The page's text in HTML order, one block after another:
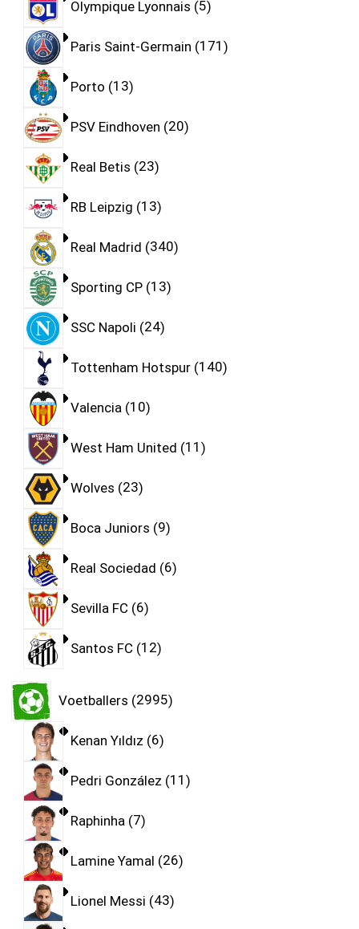
Olympique Lyonnais 5
Paris Saint-Germain 171
Porto 13
PSV Eindhoven 20
Real Betis 23
RB Leipzig 13
Real Madrid 340
Sporting CP 13
SSC Napoli 24
Tottenham Hotspur 140
Valencia 10
West Ham United 11
Wolves 23
Boca Juniors 9
Real Sociedad 6
Sevilla FC 6
Santos FC 12
Voetballers 2995
Kenan Yıldız 6
Pedri González 11
Raphinha 7
Lamine Yamal 26
Lionel Messi 43